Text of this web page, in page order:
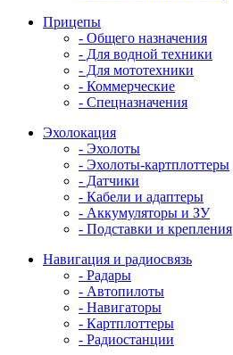
Прицепы
- Общего назначения
- Для водной техники
- Для мототехники
- Коммерческие
- Спецназначения
Эхолокация
- Эхолоты
- Эхолоты-картплоттеры
- Датчики
- Кабели и адаптеры
- Аккумуляторы и ЗУ
- Подставки и крепления
Навигация и радиосвязь
- Радары
- Автопилоты
- Навигаторы
- Картплоттеры
- Радиостанции